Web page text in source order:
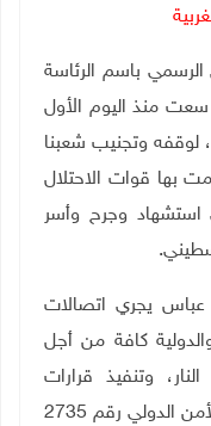
الناطق الرسمي باسم الرئاسة
سعت منذ اليوم الأول
لوقفه وتجنيب شعبنا
بها قوات الاحتلال
استشهاد وجرح وأسر
.
عباس يجري اتصالات
كافة من أجل
وتنفيذ قرارات
الشرعية الدولية، وآخرها قرار مجلس الأمن الدولي رقم 2735